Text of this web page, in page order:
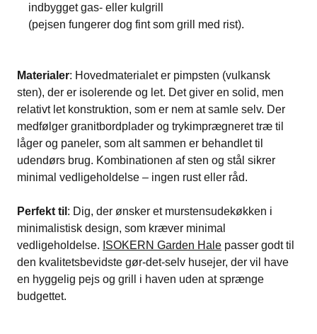
indbygget gas- eller kulgrill​
(pejsen fungerer dog fint som grill med rist).
Materialer: Hovedmaterialet er pimpsten (vulkansk
sten), der er isolerende og let. Det giver en solid, men
relativt let konstruktion, som er nem at samle selv. Der
medfølger granitbordplader og trykimprægneret træ til
låger og paneler, som alt sammen er behandlet til
udendørs brug​. Kombinationen af sten og stål sikrer
minimal vedligeholdelse – ingen rust eller råd.
Perfekt til : Dig, der ønsker et murstensudekøkken i
minimalistisk design, som kræver minimal
vedligeholdelse. ISOKERN Garden Hale passer godt til
den kvalitetsbevidste gør-det-selv husejer, der vil have
en hyggelig pejs og grill i haven uden at sprænge
budgettet​.